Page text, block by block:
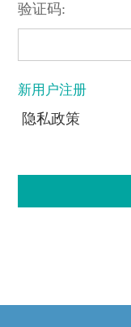
验证码:
新用户注册
隐私政策